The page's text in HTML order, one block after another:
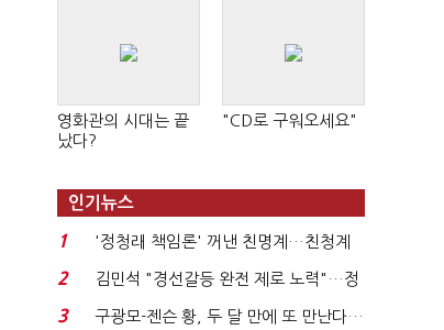
영화관의 시대는 끝
났다?
"CD로 구워오세요"
인기뉴스
1
'정청래 책임론' 꺼낸 친명계…친청계
는 추가투표 때리기...
2
김민석 "경선갈등 완전 제로 노력"…정
청래 "반명 공세 사...
3
구광모-젠슨 황, 두 달 만에 또 만난다…